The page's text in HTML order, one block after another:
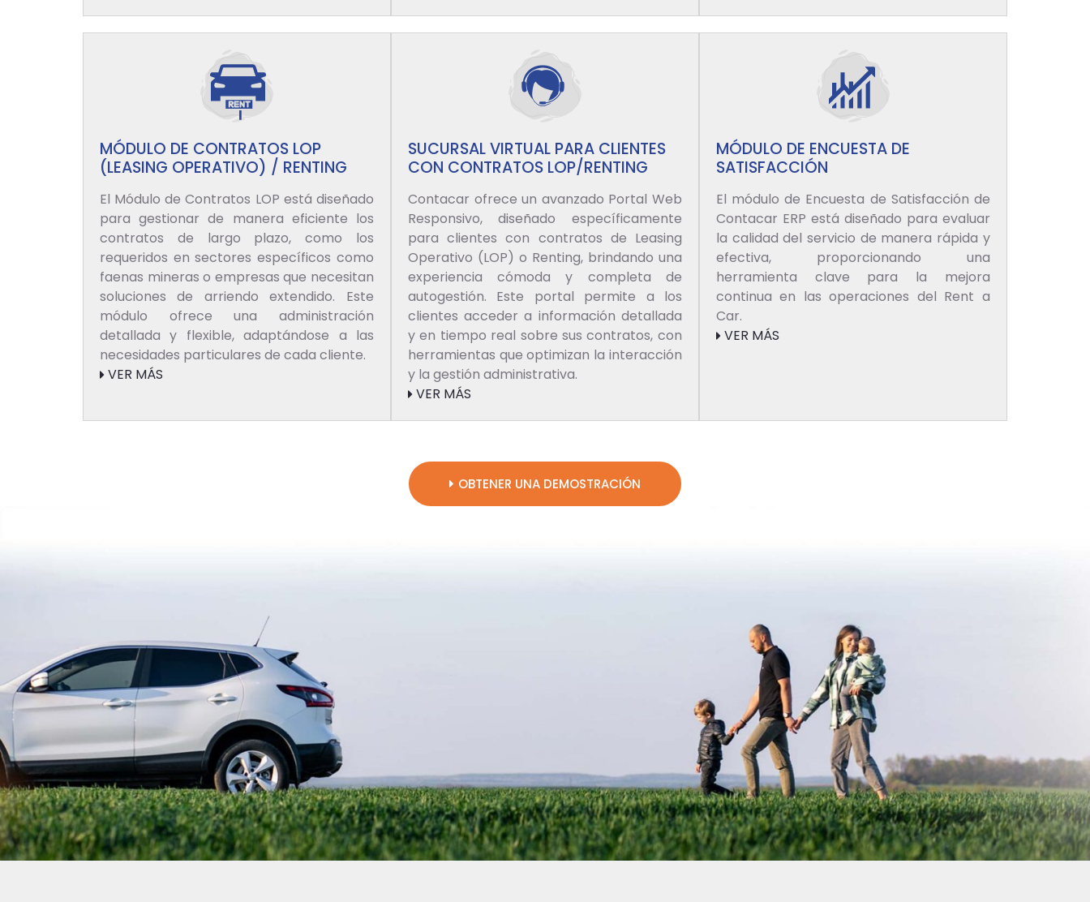
MÓDULO DE CONTRATOS LOP
(LEASING OPERATIVO) / RENTING
El Módulo de Contratos LOP está diseñado
para gestionar de manera eficiente los
contratos de largo plazo, como los
requeridos en sectores específicos como
faenas mineras o empresas que necesitan
soluciones de arriendo extendido. Este
módulo ofrece una administración
detallada y flexible, adaptándose a las
necesidades particulares de cada cliente.
VER MÁS
SUCURSAL VIRTUAL PARA CLIENTES
CON CONTRATOS LOP/RENTING
Contacar ofrece un avanzado Portal Web
Responsivo, diseñado específicamente
para clientes con contratos de Leasing
Operativo (LOP) o Renting, brindando una
experiencia cómoda y completa de
autogestión. Este portal permite a los
clientes acceder a información detallada
y en tiempo real sobre sus contratos, con
herramientas que optimizan la interacción
y la gestión administrativa.
VER MÁS
MÓDULO DE ENCUESTA DE
SATISFACCIÓN
El módulo de Encuesta de Satisfacción de
Contacar ERP está diseñado para evaluar
la calidad del servicio de manera rápida y
efectiva, proporcionando una
herramienta clave para la mejora
continua en las operaciones del Rent a
Car.
VER MÁS
OBTENER UNA DEMOSTRACIÓN